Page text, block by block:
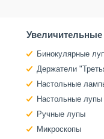
Увеличительные
Бинокулярные
Держатели
Настольные
Настольные лупы
Ручные лупы
Микроскопы